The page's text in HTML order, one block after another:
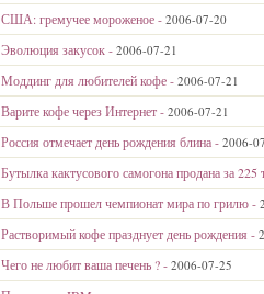
США: гремучее мороженое - 2006-07-20
Эволюция закусок - 2006-07-21
Моддинг для любителей кофе - 2006-07-21
Варите кофе через Интернет - 2006-07-21
Россия отмечает день рождения блина - 2006-
Бутылка кактусового самогона продана за
В Польше прошел чемпионат мира по грилю -
Растворимый кофе празднует день рождения -
Чего не любит ваша печень ? - 2006-07-25